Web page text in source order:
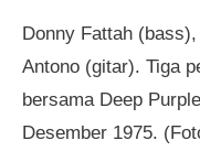
Donny Fattah
Antono (gitar). Tiga
bersama Deep
Desember 1975.